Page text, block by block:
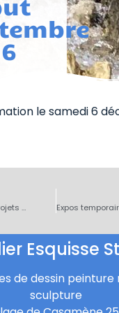
le samedi 6
…
Esquisse
de dessin
sculpture